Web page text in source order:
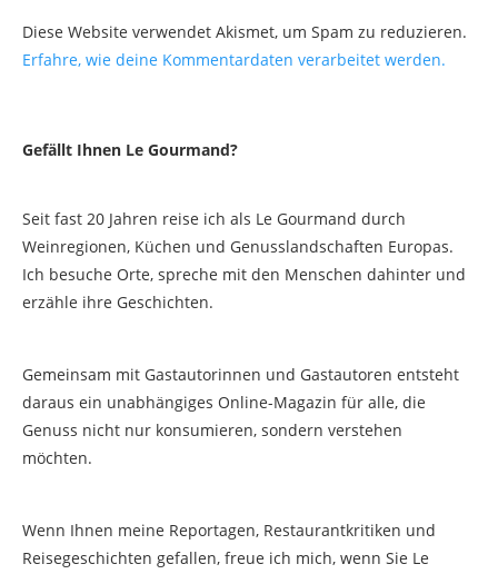
Diese Website verwendet Akismet, um Spam zu reduzieren.
Erfahre, wie deine Kommentardaten verarbeitet werden.
Gefällt Ihnen Le Gourmand?
Seit fast 20 Jahren reise ich als Le Gourmand durch
Weinregionen, Küchen und Genusslandschaften Europas.
Ich besuche Orte, spreche mit den Menschen dahinter und
erzähle ihre Geschichten.
Gemeinsam mit Gastautorinnen und Gastautoren entsteht
daraus ein unabhängiges Online-Magazin für alle, die
Genuss nicht nur konsumieren, sondern verstehen
möchten.
Wenn Ihnen meine Reportagen, Restaurantkritiken und
Reisegeschichten gefallen, freue ich mich, wenn Sie Le